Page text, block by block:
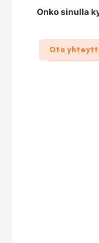
Onko sinulla
Ota